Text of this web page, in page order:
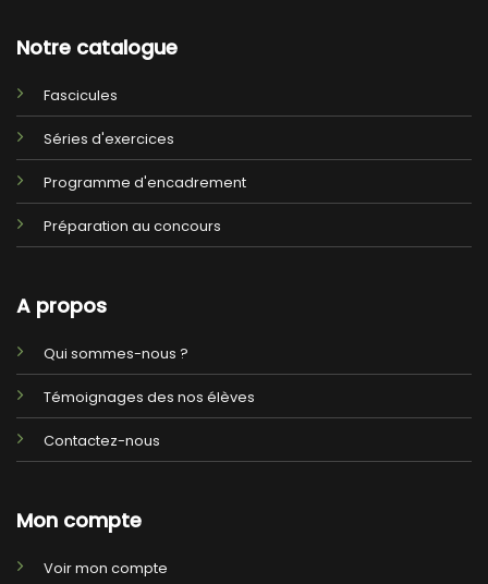
Notre catalogue
Fascicules
Séries d'exercices
Programme d'encadrement
Préparation au concours
A propos
Qui sommes-nous ?
Témoignages des nos élèves
Contactez-nous
Mon compte
Voir mon compte